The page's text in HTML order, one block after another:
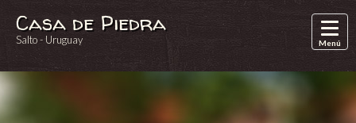
Pasar al contenido principal
Casa de Piedra
Salto - Uruguay Menú